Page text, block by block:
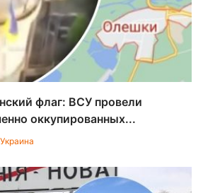
флаг: ВСУ провели
оккупированных...
Украина